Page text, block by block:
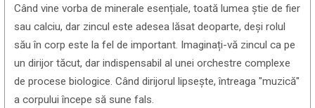
Când vine vorba de minerale esențiale, toată lumea știe de fier
sau calciu, dar zincul este adesea lăsat deoparte, deși rolul
său în corp este la fel de important. Imaginați-vă zincul ca pe
un dirijor tăcut, dar indispensabil al unei orchestre complexe
de procese biologice. Când dirijorul lipsește, întreaga "muzică"
a corpului începe să sune fals.